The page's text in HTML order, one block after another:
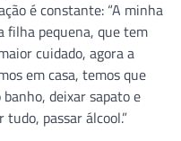
é constante: “A minha
filha pequena, que tem
cuidado, agora a
em casa, temos que
deixar sapato e
passar álcool.”